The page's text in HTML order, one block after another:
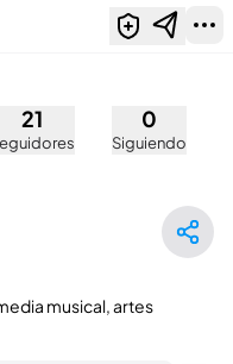
(@laina013)
21 0
Siguiendo
musical, artes